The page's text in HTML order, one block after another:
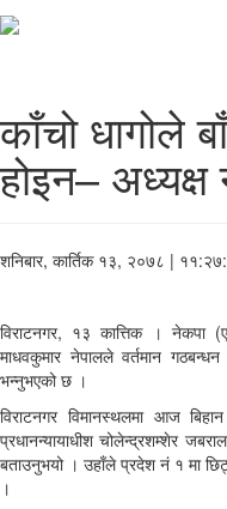
काँचो धागोले
होइन– अध्यक्ष
शनिबार, कार्तिक १३, २०७८ |
विराटनगर, १३ कात्तिक । नेकपा
माधवकुमार नेपालले वर्तमान
भन्नुभएको छ ।
विराटनगर विमानस्थलमा आज
प्रधानन्यायाधीश चोलेन्द्रशम्शेर
बताउनुभयो । उहाँले प्रदेश नं १ मा
।